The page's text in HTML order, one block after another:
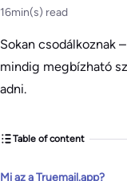
16min(s) read
Sokan csodálkoznak
mindig megbízható
adni.
Table of content
Mi az a Truemail.app?